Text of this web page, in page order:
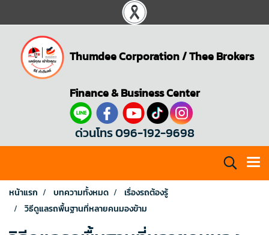
Thumdee Corporation/Thee Brokers
Finance & Business Center
ด่วนโทร 096-192-9698
หน้าแรก บทความทั้งหมด
เรื่องรถต้องรู้
วิธีดูแลรถพื้นฐานที่หลายคนมองข้าม